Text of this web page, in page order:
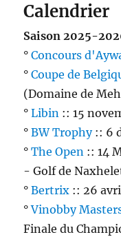
Calendrier
Saison 2025-
°Concours
°Coupe de
(Domaine de
°Libin :: 15
°BW Trophy:: 6
°The Open :: 14
- Golf de
°Bertrix :: 26
°Vinobby
Finale du